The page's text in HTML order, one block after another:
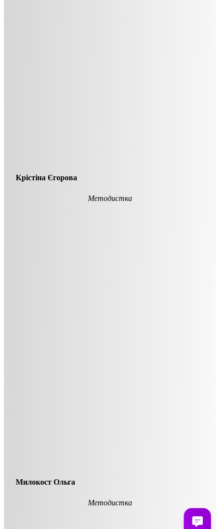
Крістіна Єгорова
Методистка
Милокост Ольга
Методистка